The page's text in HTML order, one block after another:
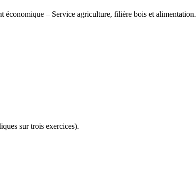
économique – Service agriculture, filière bois et alimentation.
sur trois exercices).